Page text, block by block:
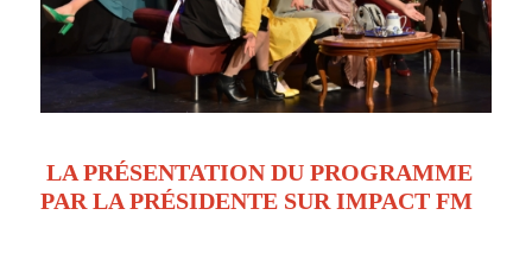
LA PRÉSENTATION DU PROGRAMME
PAR LA PRÉSIDENTE SUR IMPACT FM